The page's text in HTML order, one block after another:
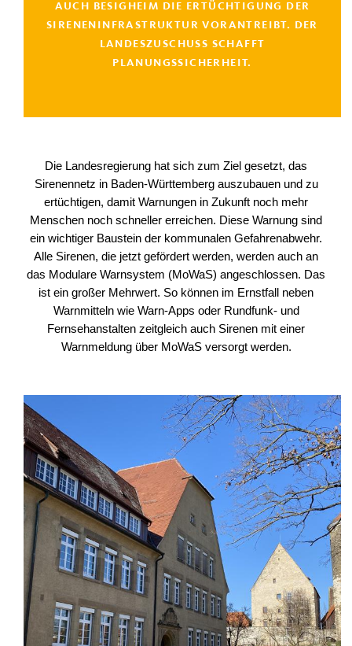
AUCH BESIGHEIM DIE ERTÜCHTIGUNG DER
SIRENENINFRASTRUKTUR VORANTREIBT. DER
LANDESZUSCHUSS SCHAFFT
PLANUNGSSICHERHEIT.
Die Landesregierung hat sich zum Ziel gesetzt, das
Sirenennetz in Baden-Württemberg auszubauen und zu
ertüchtigen, damit Warnungen in Zukunft noch mehr
Menschen noch schneller erreichen. Diese Warnung sind
ein wichtiger Baustein der kommunalen Gefahrenabwehr.
Alle Sirenen, die jetzt gefördert werden, werden auch an
das Modulare Warnsystem (MoWaS) angeschlossen. Das
ist ein großer Mehrwert. So können im Ernstfall neben
Warnmitteln wie Warn-Apps oder Rundfunk- und
Fernsehanstalten zeitgleich auch Sirenen mit einer
Warnmeldung über MoWaS versorgt werden.